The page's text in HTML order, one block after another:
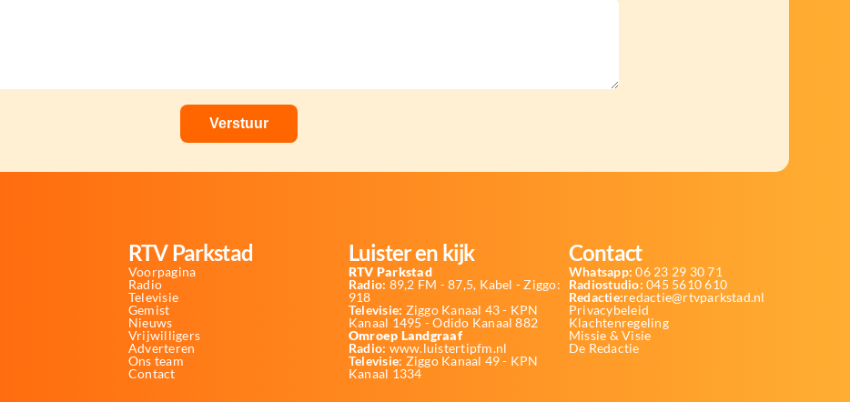
RTV Parkstad
Voorpagina
Radio
Televisie
Gemist
Nieuws
Vrijwilligers
Adverteren
Ons team
Contact
Luister en kijk
RTV Parkstad
Radio: 89,2 FM - 87,5, Kabel - Ziggo:
918
Televisie: Ziggo Kanaal 43 - KPN
Kanaal 1495 - Odido Kanaal 882
Omroep Landgraaf
Radio: www.luistertipfm.nl
Televisie: Ziggo Kanaal 49 - KPN
Kanaal 1334
Contact
Whatsapp: 06 23 29 30 71
Radiostudio: 045 5610 610
Redactie:redactie@rtvparkstad.nl
Privacybeleid
Klachtenregeling
Missie & Visie
De Redactie